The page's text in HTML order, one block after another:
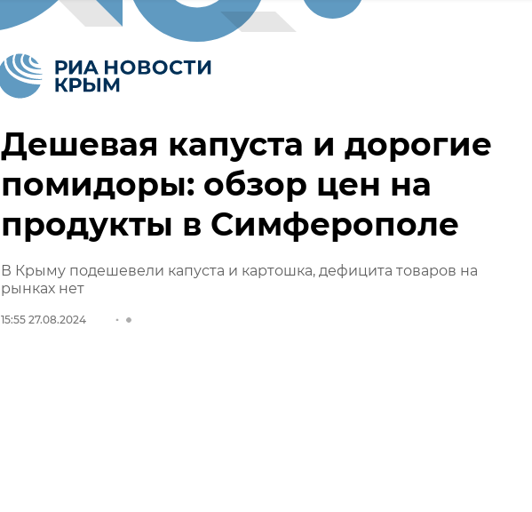
Дешевая капуста и дорогие
помидоры: обзор цен на
продукты в Симферополе
В Крыму подешевели капуста и картошка, дефицита товаров на
рынках нет
15:55 27.08.2024